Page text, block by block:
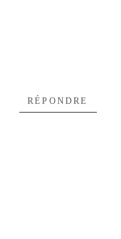
RÉPONDRE